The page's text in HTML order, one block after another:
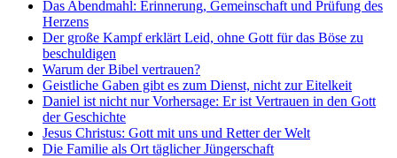
Das Abendmahl: Erinnerung, Gemeinschaft und Prüfung des
Herzens
Der große Kampf erklärt Leid, ohne Gott für das Böse zu
beschuldigen
Warum der Bibel vertrauen?
Geistliche Gaben gibt es zum Dienst, nicht zur Eitelkeit
Daniel ist nicht nur Vorhersage: Er ist Vertrauen in den Gott
der Geschichte
Jesus Christus: Gott mit uns und Retter der Welt
Die Familie als Ort täglicher Jüngerschaft